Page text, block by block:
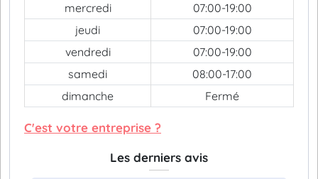
mercredi
07:00-19:00
jeudi
07:00-19:00
vendredi
07:00-19:00
samedi
08:00-17:00
dimanche
Fermé
C'est votre entreprise ?
Les derniers avis